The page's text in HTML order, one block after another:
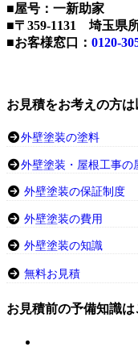
■屋号：一新助家
■〒359-1131 埼玉県
■お客様窓口： 0120-
お見積をお考えの方
外壁塗装の塗料
外壁塗装・屋根工事の
外壁塗装の保証制度
外壁塗装の費用
外壁塗装の知識
無料お見積
お見積前の予備知識